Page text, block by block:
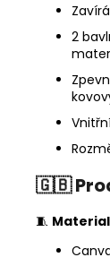
2
🇬🇧
🧵